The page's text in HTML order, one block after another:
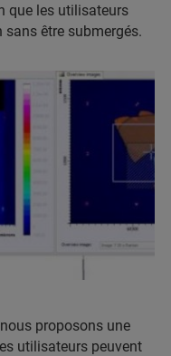
que les utilisateurs
être submergés.
proposons une
utilisateurs peuvent